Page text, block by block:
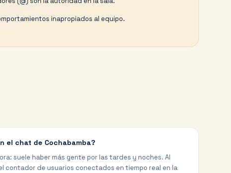
inapropiados al equipo.
el chat de Cochabamba?
suele haber más gente por las tardes y noches. Al
contador de usuarios conectados en tiempo real en la